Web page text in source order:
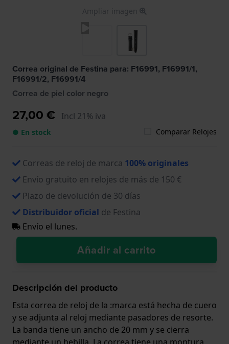
Ampliar imagen
Correa original de Festina para: F16991, F16991/1,
F16991/2, F16991/4
Correa de piel color negro
27,00 € Incl 21% iva
● En stock Comparar Relojes
Correas de reloj de marca 100% originales
Envío gratuito en relojes de más de 150 €
Plazo de devolución de 30 días
Distribuidor oficial de Festina
Envío el lunes.
Añadir al carrito
Descripción del producto
Esta correa de reloj de la :marca está hecha de cuero
y se adjunta al reloj mediante pasadores de resorte.
La banda tiene un ancho de 20 mm y se cierra